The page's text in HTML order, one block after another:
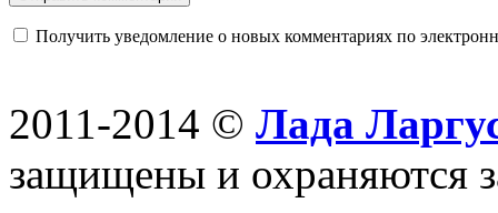
Получить уведомление о новых комментариях по
2011-2014 © Лада
защищены и охраняются